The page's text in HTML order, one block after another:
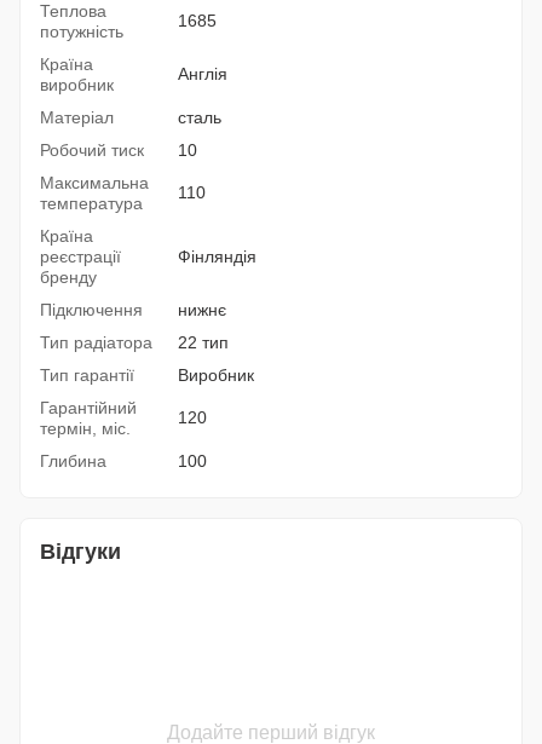
Теплова
потужність
1685
Країна
виробник
Англія
Матеріал
сталь
Робочий тиск
10
Максимальна
температура
110
Країна
реєстрації
бренду
Фінляндія
Підключення
нижнє
Тип радіатора
22 тип
Тип гарантії
Виробник
Гарантійний
термін, міс.
120
Глибина 100
Відгуки
Додайте перший відгук